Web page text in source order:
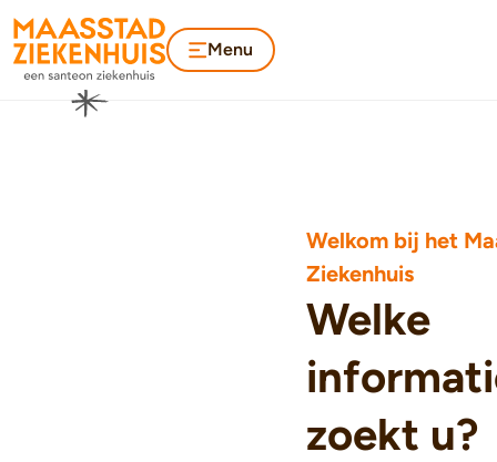
Menu
Welkom bij het
Ziekenhuis
Welke
zoekt u?